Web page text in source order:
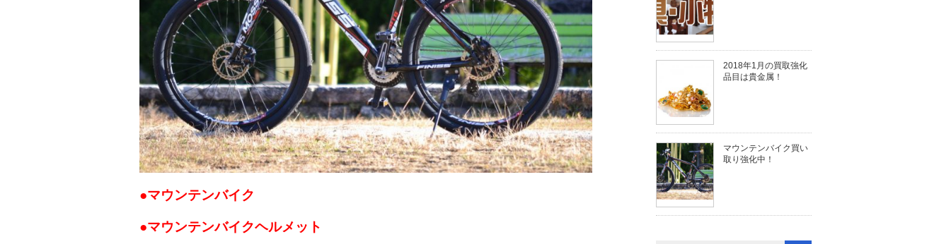
●マウンテンバイク
●マウンテンバイクヘルメット
2018年1月の買取強化
品目は貴金属！
マウンテンバイク買い
取り強化中！